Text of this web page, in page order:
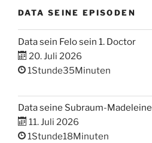
DATA SEINE EPISODEN
Data sein Felo sein 1. Doctor
20. Juli 2026
1Stunde35Minuten
Data seine Subraum-Madeleine
11. Juli 2026
1Stunde18Minuten